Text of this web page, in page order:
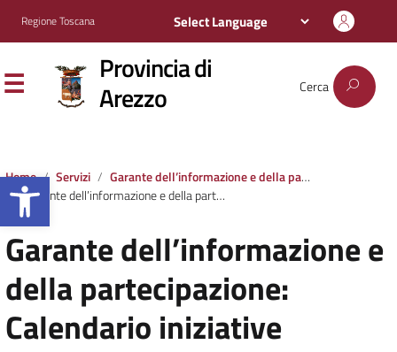
Apri la barra degli strumenti
Regione Toscana
Provincia di
Arezzo Cerca
Home Servizi
Garante dell’informazione e della partecipazione
Garante dell’informazione e della partecipazione: Calendario iniziative
Garante dell’informazione e
della partecipazione:
Calendario iniziative